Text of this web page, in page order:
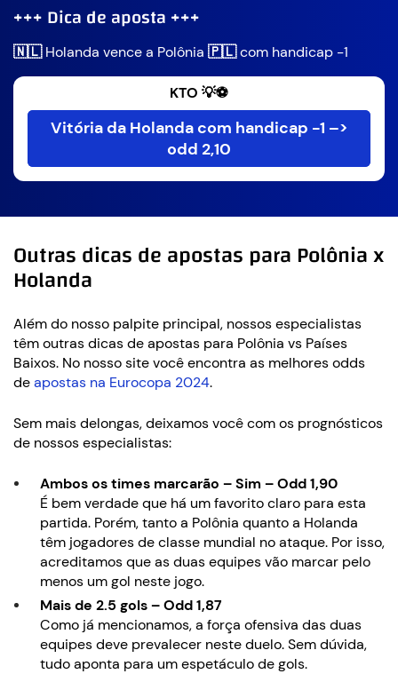
+++ Dica de aposta +++
🇳🇱Holanda vence a Polônia 🇵🇱com handicap -1
KTO 💡⚽
Vitória da Holanda com handicap -1 –>
odd 2,10
Outras dicas de apostas para Polônia x
Holanda
Além do nosso palpite principal, nossos especialistas
têm outras dicas de apostas para Polônia vs Países
Baixos. No nosso site você encontra as melhores odds
deapostas na Eurocopa 2024.
Sem mais delongas, deixamos você com os prognósticos
de nossos especialistas:
Ambos os times marcarão – Sim – Odd 1,90
É bem verdade que há um favorito claro para esta
partida. Porém, tanto a Polônia quanto a Holanda
têm jogadores de classe mundial no ataque. Por isso,
acreditamos que as duas equipes vão marcar pelo
menos um gol neste jogo.
Mais de 2.5 gols – Odd 1,87
Como já mencionamos, a força ofensiva das duas
equipes deve prevalecer neste duelo. Sem dúvida,
tudo aponta para um espetáculo de gols.